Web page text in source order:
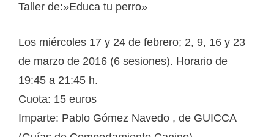
Taller de:»Educa tu perro»
Los miércoles 17 y 24 de febrero; 2, 9, 16 y 23
de marzo de 2016 (6 sesiones). Horario de
19:45 a 21:45 h.
Cuota: 15 euros
Imparte: Pablo Gómez Navedo , de GUICCA